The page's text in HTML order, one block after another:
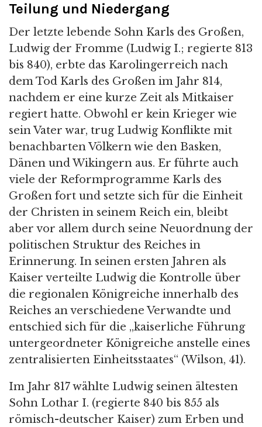
Teilung und Niedergang
Der letzte lebende Sohn Karls des Großen,
Ludwig der Fromme (Ludwig I.; regierte 813
bis 840), erbte das Karolingerreich nach
dem Tod Karls des Großen im Jahr 814,
nachdem er eine kurze Zeit als Mitkaiser
regiert hatte. Obwohl er kein Krieger wie
sein Vater war, trug Ludwig Konflikte mit
benachbarten Völkern wie den Basken,
Dänen und Wikingern aus. Er führte auch
viele der Reformprogramme Karls des
Großen fort und setzte sich für die Einheit
der Christen in seinem Reich ein, bleibt
aber vor allem durch seine Neuordnung der
politischen Struktur des Reiches in
Erinnerung. In seinen ersten Jahren als
Kaiser verteilte Ludwig die Kontrolle über
die regionalen Königreiche innerhalb des
Reiches an verschiedene Verwandte und
entschied sich für die „kaiserliche Führung
untergeordneter Königreiche anstelle eines
zentralisierten Einheitsstaates“ (Wilson, 41).
Im Jahr 817 wählte Ludwig seinen ältesten
Sohn Lothar I. (regierte 840 bis 855 als
römisch-deutscher Kaiser) zum Erben und